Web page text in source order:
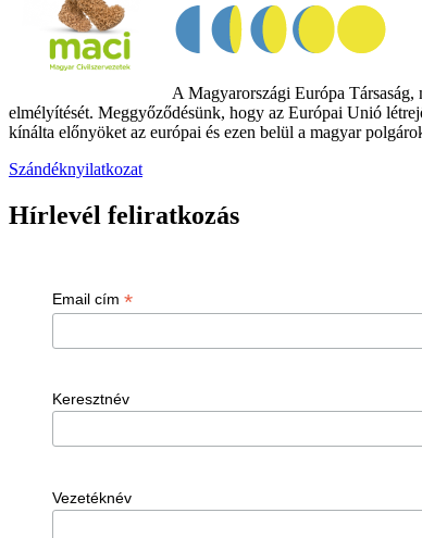
A Magyarországi Európa
elmélyítését. Meggyőződésünk, hogy az Európai Unió
kínálta előnyöket az európai és ezen belül a magyar
Szándéknyilatkozat
Hírlevél feliratkozás
Email cím *
Keresztnév
Vezetéknév